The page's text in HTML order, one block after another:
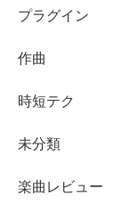
プラグイン
作曲
時短テク
未分類
楽曲レビュー